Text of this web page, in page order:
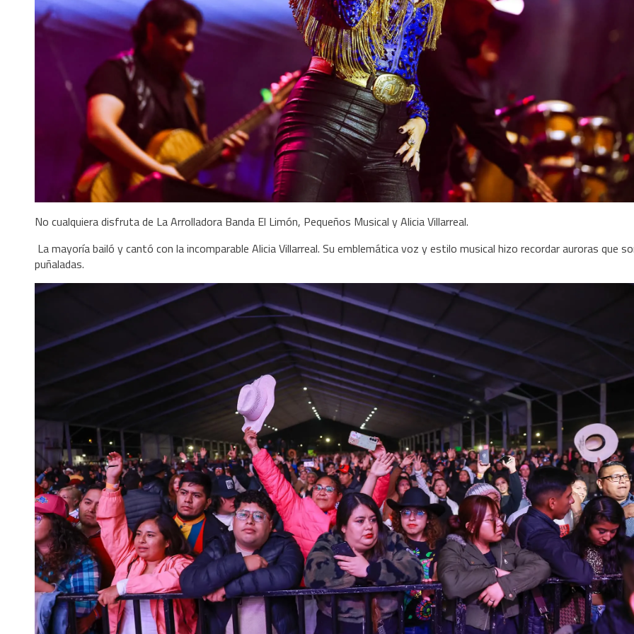
No cualquiera disfruta de La Arrolladora Banda El Limón, Pequeños Musical y Alicia Villarreal.
La mayoría bailó y cantó con la incomparable Alicia Villarreal. Su emblemática voz y estilo musical hizo recordar auroras que
puñaladas.